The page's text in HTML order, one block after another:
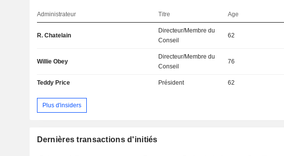
Administrateur Titre Age
R. Chatelain
Directeur/Membre du
Conseil
62
Willie Obey
Directeur/Membre du
Conseil
76
Teddy Price Président 62
Plus d'insiders
Dernières transactions d'initiés